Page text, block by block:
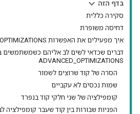
בדף הזה
סקירה כללית
דחיסה משופרת
איך מפעילים את האפשרות ADVANCED_OPTIMIZATIONS
דברים שכדאי לשים לב אליהם כשמשתמשים
ADVANCED_OPTIMIZATIONS
הסרה של קוד שרוצים לשמור
שמות נכסים לא עקביים
קומפילציה של שני חלקי קוד בנפרד
הפניות שבורות בין קוד שעבר קומפילציה